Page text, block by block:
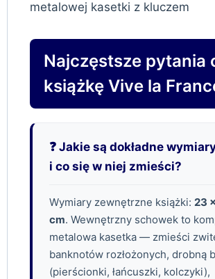
Najczęstsze pytania
książkę Vive la
❓ Jakie są dokładne
i co się w niej zmieści?
Wymiary zewnętrzne książki: 23
cm. Wewnętrzny schowek to
metalowa kasetka — zmieści
banknotów rozłożonych, drobną
(pierścionki, łańcuszki, kolczyki),